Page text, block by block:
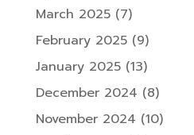
March 2025(7)
February 2025(9)
January 2025(13)
December 2024 (8)
November 2024 (10)